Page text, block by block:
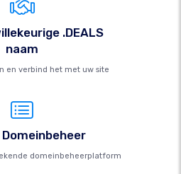
.DEALS
naam
en verbind het met uw site
Domeinbeheer
domeinbeheerplatform